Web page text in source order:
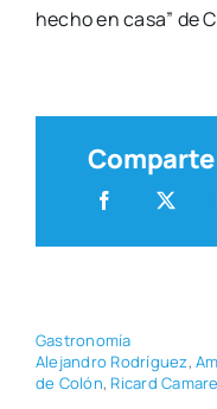
hecho en casa” de
Gas­tro­no­mía
Ale­jan­dro Rodrí­guez,
de Colón, Ricard